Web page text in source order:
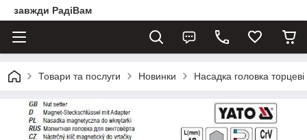
завжди РадіВам
Товари та послуги Новинки Насадка головка